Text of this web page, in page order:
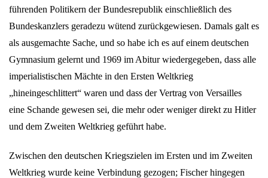
führenden Politikern der Bundesrepublik einschließlich des
Bundeskanzlers geradezu wütend zurückgewiesen. Damals galt es
als ausgemachte Sache, und so habe ich es auf einem deutschen
Gymnasium gelernt und 1969 im Abitur wiedergegeben, dass alle
imperialistischen Mächte in den Ersten Weltkrieg
„hineingeschlittert“ waren und dass der Vertrag von Versailles
eine Schande gewesen sei, die mehr oder weniger direkt zu Hitler
und dem Zweiten Weltkrieg geführt habe.
Zwischen den deutschen Kriegszielen im Ersten und im Zweiten
Weltkrieg wurde keine Verbindung gezogen; Fischer hingegen